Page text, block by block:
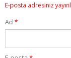
E-posta adresiniz
Ad *